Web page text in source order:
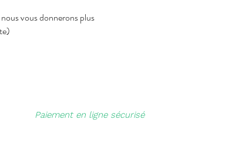
vous donnerons plus
Paiement en ligne sécurisé